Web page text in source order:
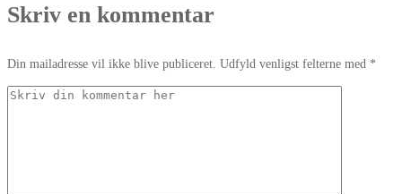
Skriv en kommentar
Din mailadresse vil ikke blive publiceret. Udfyld venligst felterne med *